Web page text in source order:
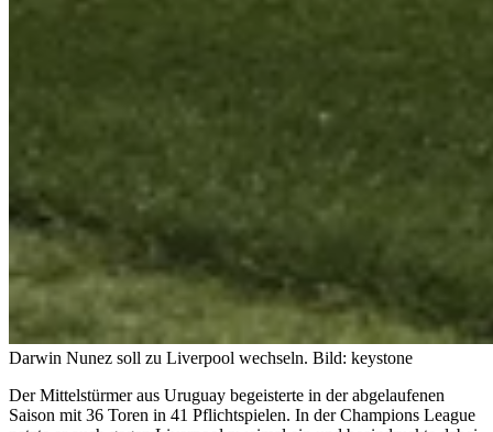
Darwin Nunez soll zu Liverpool wechseln. Bild: keystone
Der Mittelstürmer aus Uruguay begeisterte in der abgelaufenen
Saison mit 36 Toren in 41 Pflichtspielen. In der Champions League